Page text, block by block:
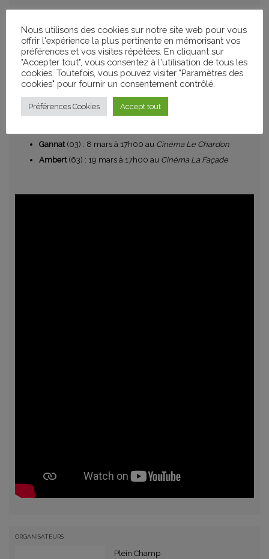
Riom Es Montagne(15) : 1er mars à 20h30 auCinéma Le
Quai des Arts
Riom (63) : 2 mars à 16h00 et 20h30 auCinéma l’Arcadia
Vichy(03) : 3 mars à 14h00 et 20h00 auCinéma L’Étoile
Palace
(63) : 4 mars à 20h00 au
Gannat(03) : 8 mars à 17h00 au Cinéma Le Chardon
Ambert(63) : 19 mars à 17h00 au Cinéma La Façade
ORGANISATEURS
Plein Champ
Nous utilisons des cookies sur notre site web pour vous
offrir l'expérience la plus pertinente en mémorisant vos
préférences et vos visites répétées. En cliquant sur
"Accepter tout", vous consentez à l'utilisation de tous les
cookies. Toutefois, vous pouvez visiter "Paramètres des
cookies" pour fournir un consentement contrôlé.
Préférences Cookies Accept tout